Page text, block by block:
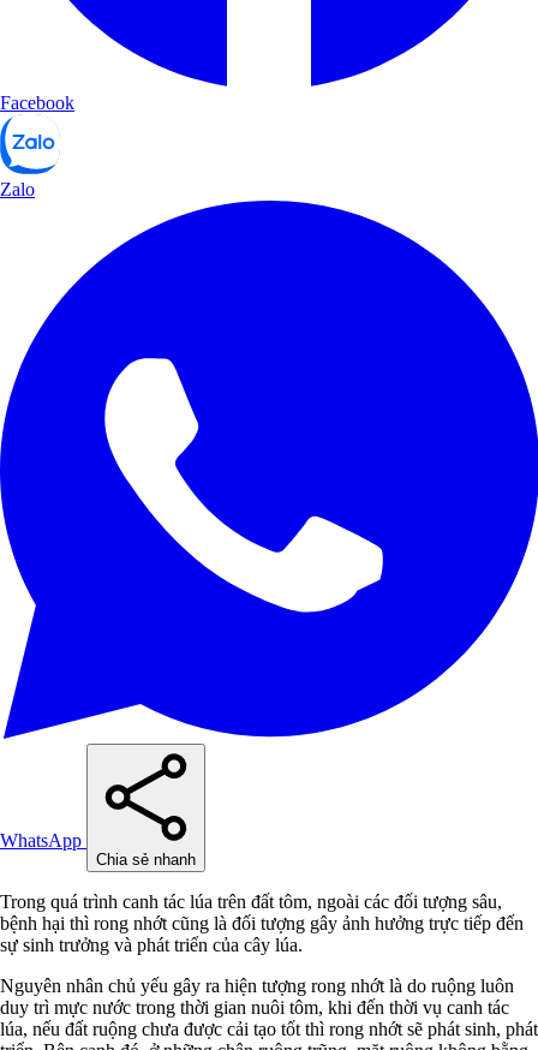
Facebook
Zalo
WhatsApp
Chia sẻ nhanh
Trong quá trình canh tác lúa trên đất tôm, ngoài các đối tượng sâu,
bệnh hại thì rong nhớt cũng là đối tượng gây ảnh hưởng trực tiếp đến
sự sinh trưởng và phát triển của cây lúa.
Nguyên nhân chủ yếu gây ra hiện tượng rong nhớt là do ruộng luôn
duy trì mực nước trong thời gian nuôi tôm, khi đến thời vụ canh tác
lúa, nếu đất ruộng chưa được cải tạo tốt thì rong nhớt sẽ phát sinh, phát